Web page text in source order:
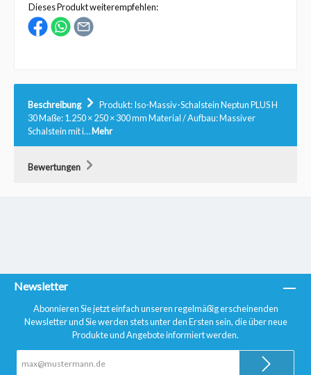
Dieses Produkt weiterempfehlen:
Beschreibung
Produkt: Iso-Massiv-Schalstein Neptun PLUS H
30 Maße: 1.250 × 250 × 300 mm Material / Aufbau: Massiver
Schalstein mit i…Mehr
Bewertungen
Newsletter
Abonnieren Sie jetzt einfach unseren regelmäßig erscheinenden
Newsletter und Sie werden stets unter den Ersten sein, die über neue
Produkte und Angebote informiert werden.